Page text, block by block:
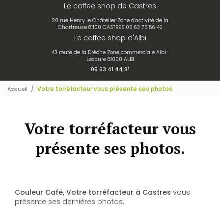
Le coffee shop de Castres
20 rue Henry le Châtelier Zone d'activité de la
Chartreuse 81100 CASTRES 05 63 75 56 42
Le coffee shop d'Albi
43 route de la Drêche Zone commerciale Albi-
Lescure 81000 ALBI
05 63 41 44 81
Accueil Votre torréfacteur vous présente ses photos.
Votre torréfacteur vous
présente ses photos.
Couleur Café, Votre torréfacteur à Castres vous
présente ses dernières photos.